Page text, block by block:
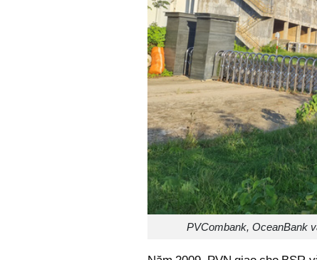
PVCombank, OceanBank